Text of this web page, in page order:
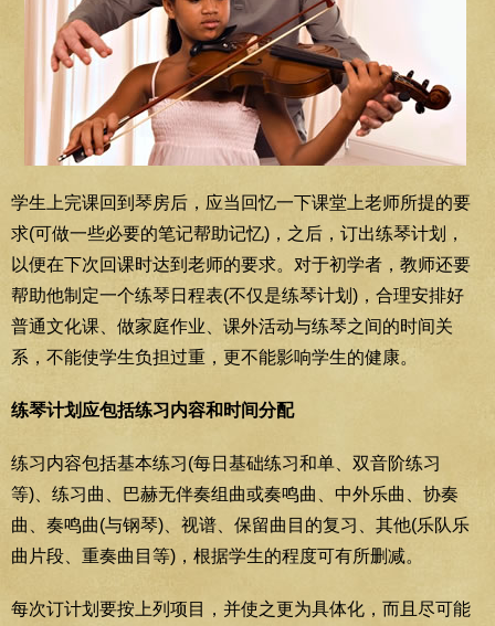
学生上完课回到琴房后，应当回忆一下课堂上老师所提的要
求(可做一些必要的笔记帮助记忆)，之后，订出练琴计划，
以便在下次回课时达到老师的要求。对于初学者，教师还要
帮助他制定一个练琴日程表(不仅是练琴计划)，合理安排好
普通文化课、做家庭作业、课外活动与练琴之间的时间关
系，不能使学生负担过重，更不能影响学生的健康。
练琴计划应包括练习内容和时间分配
练习内容包括基本练习(每日基础练习和单、双音阶练习
等)、练习曲、巴赫无伴奏组曲或奏鸣曲、中外乐曲、协奏
曲、奏鸣曲(与钢琴)、视谱、保留曲目的复习、其他(乐队乐
曲片段、重奏曲目等)，根据学生的程度可有所删减。
每次订计划要按上列项目，并使之更为具体化，而且尽可能